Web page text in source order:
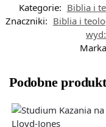
Kategorie: Biblia i
Znaczniki: Biblia i
Podobne